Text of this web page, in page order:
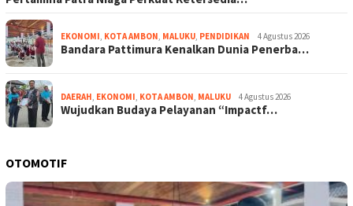
EKONOMI, KOTA AMBON, MALUKU, PENDIDIKAN 4 Agustus 2026
Bandara Pattimura Kenalkan Dunia Penerba…
DAERAH, EKONOMI, KOTA AMBON, MALUKU 4 Agustus 2026
Wujudkan Budaya Pelayanan “Impactf…
OTOMOTIF